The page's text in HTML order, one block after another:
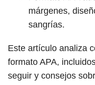
márgenes,
sangrías.
Este artículo analiza
formato APA,
seguir y consejos